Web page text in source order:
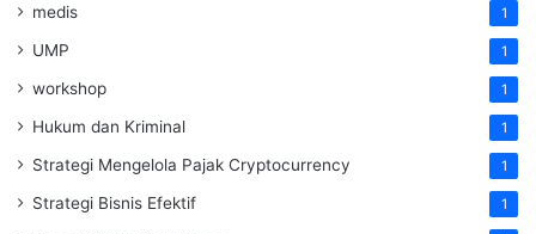
medis 1
UMP 1
workshop 1
Hukum dan Kriminal 1
Strategi Mengelola Pajak Cryptocurrency 1
Strategi Bisnis Efektif 1